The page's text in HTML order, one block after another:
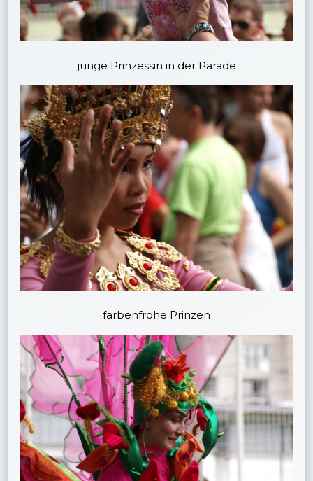
junge Prinzessin in der Parade
farbenfrohe Prinzen